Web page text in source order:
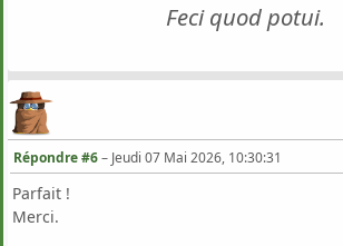
Feci quod potui.
Répondre #6– Jeudi 07 Mai 2026, 10:30:31
Parfait !
Merci.